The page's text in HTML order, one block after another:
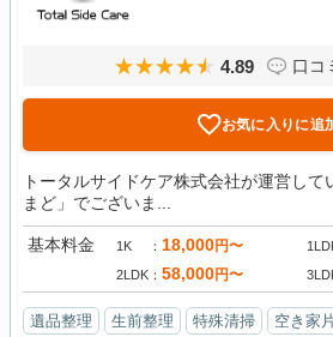
4.89 口コ
お気に入りに追
トータルサイドケア株式会社が運営し
まど」でございま...
基本料金 1K 18,000円〜
2LDK 58,000円〜
遺品整理 生前整理 特殊清掃 空き家